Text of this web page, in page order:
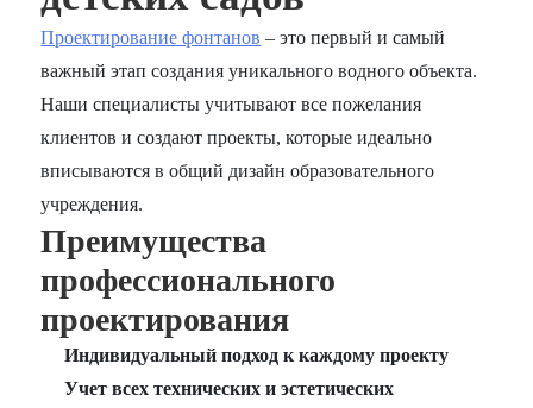
Проектирование фонтанов – это первый и самый
важный этап создания уникального водного объекта.
Наши специалисты учитывают все пожелания
клиентов и создают проекты, которые идеально
вписываются в общий дизайн образовательного
учреждения.
Преимущества
профессионального
проектирования
Индивидуальный подход к каждому проекту
Учет всех технических и эстетических